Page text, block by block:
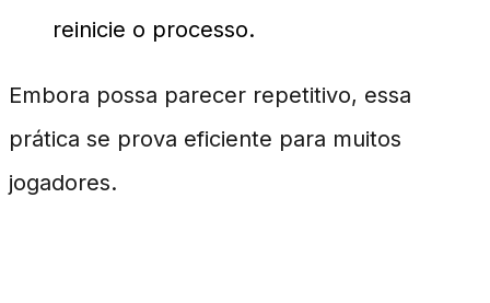
reinicie o processo.
Embora possa parecer repetitivo, essa
prática se prova eficiente para muitos
jogadores.